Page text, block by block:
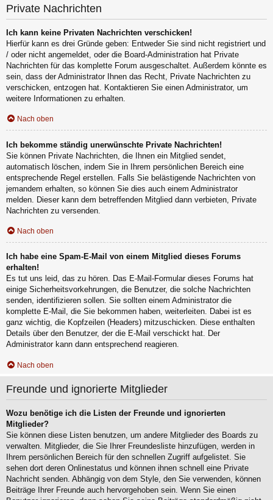
Private Nachrichten
Ich kann keine Privaten Nachrichten verschicken!
Hierfür kann es drei Gründe geben: Entweder Sie sind nicht registriert und
/ oder nicht angemeldet, oder die Board-Administration hat Private
Nachrichten für das komplette Forum ausgeschaltet. Außerdem könnte es
sein, dass der Administrator Ihnen das Recht, Private Nachrichten zu
verschicken, entzogen hat. Kontaktieren Sie einen Administrator, um
weitere Informationen zu erhalten.
Nach oben
Ich bekomme ständig unerwünschte Private Nachrichten!
Sie können Private Nachrichten, die Ihnen ein Mitglied sendet,
automatisch löschen, indem Sie in Ihrem persönlichen Bereich eine
entsprechende Regel erstellen. Falls Sie belästigende Nachrichten von
jemandem erhalten, so können Sie dies auch einem Administrator
melden. Dieser kann dem betreffenden Mitglied dann verbieten, Private
Nachrichten zu versenden.
Nach oben
Ich habe eine Spam-E-Mail von einem Mitglied dieses Forums
erhalten!
Es tut uns leid, das zu hören. Das E-Mail-Formular dieses Forums hat
einige Sicherheitsvorkehrungen, die Benutzer, die solche Nachrichten
senden, identifizieren sollen. Sie sollten einem Administrator die
komplette E-Mail, die Sie bekommen haben, weiterleiten. Dabei ist es
ganz wichtig, die Kopfzeilen (Headers) mitzuschicken. Diese enthalten
Details über den Benutzer, der die E-Mail verschickt hat. Der
Administrator kann dann entsprechend reagieren.
Nach oben
Freunde und ignorierte Mitglieder
Wozu benötige ich die Listen der Freunde und ignorierten
Mitglieder?
Sie können diese Listen benutzen, um andere Mitglieder des Boards zu
verwalten. Mitglieder, die Sie Ihrer Freundesliste hinzufügen, werden in
Ihrem persönlichen Bereich für den schnellen Zugriff aufgelistet. Sie
sehen dort deren Onlinestatus und können ihnen schnell eine Private
Nachricht senden. Abhängig von dem Style, den Sie verwenden, können
Beiträge Ihrer Freunde auch hervorgehoben sein. Wenn Sie einen